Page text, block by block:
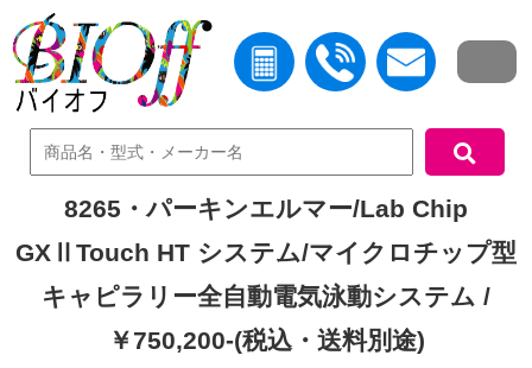
中古機器検索
8265・パーキンエルマー/Lab Chip
GXⅡTouch HT システム/マイクロチップ型
キャピラリー全自動電気泳動システム /
￥750,200-(税込・送料別途)